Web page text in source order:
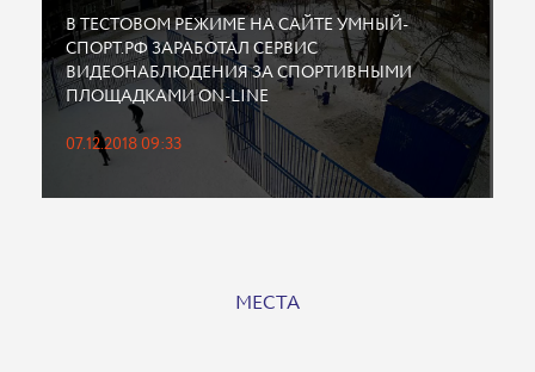
В ТЕСТОВОМ РЕЖИМЕ НА САЙТЕ УМНЫЙ-
СПОРТ.РФ ЗАРАБОТАЛ СЕРВИС
ВИДЕОНАБЛЮДЕНИЯ ЗА СПОРТИВНЫМИ
ПЛОЩАДКАМИ ON-LINE
07.12.2018 09:33
МЕСТА